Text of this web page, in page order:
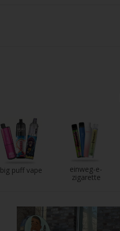
big puff vape
einweg-e-
zigarette